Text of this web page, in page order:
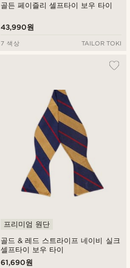
골든 페이즐리 셀프타이 보우 타이
43,990원
7 색상 TAILOR TOKI
골드 & 레드 스트라이프 네이비 실크
셀프타이 보우 타이
프리미엄 원단
61,690원